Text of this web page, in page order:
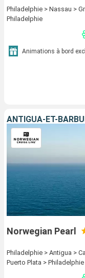
Philadelphie > Nassau >
Philadelphie
Animations à bord
Norwegian Pearl
Philadelphie > Antigua >
Puerto Plata > Philadelphie